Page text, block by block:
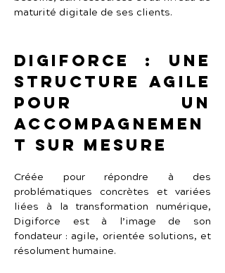
maturité digitale de ses clients.
Digiforce : une
structure agile
pour un
accompagnemen
t sur mesure
Créée pour répondre à des
problématiques concrètes et variées
liées à la transformation numérique,
Digiforce est à l’image de son
fondateur : agile, orientée solutions, et
résolument humaine.